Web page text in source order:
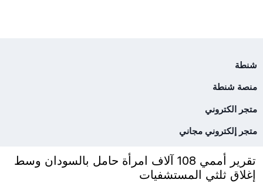
شنطة
منصة شنطة
متجر الكتروني
متجر إلكتروني مجاني
تقرير أممي 108 آلاف امرأة حامل بالسودان وسط
إغلاق ثلثي المستشفيات